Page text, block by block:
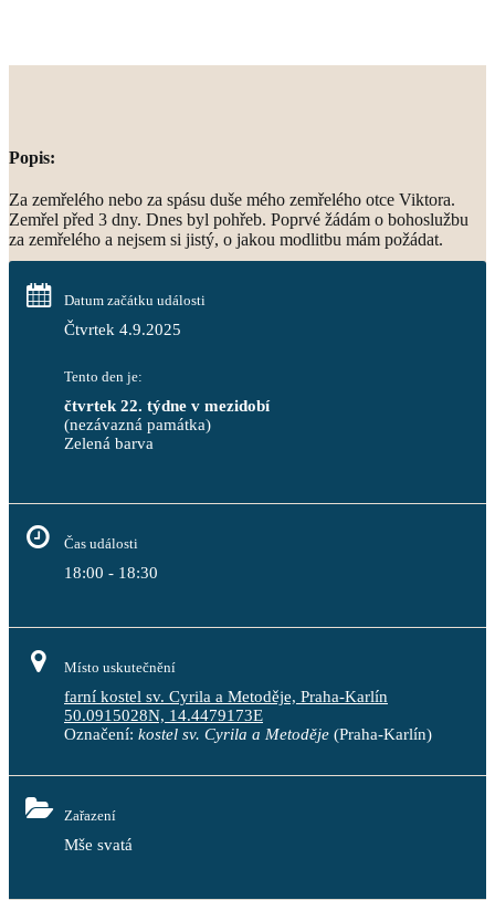
Popis:
Za zemřelého nebo za spásu duše mého zemřelého otce Viktora.
Zemřel před 3 dny. Dnes byl pohřeb. Poprvé žádám o bohoslužbu
za zemřelého a nejsem si jistý, o jakou modlitbu mám požádat.
Datum začátku události
Čtvrtek 4.9.2025
Tento den je:
čtvrtek 22. týdne v mezidobí
(nezávazná památka)
Zelená barva
Čas události
18:00 - 18:30
Místo uskutečnění
farní kostel sv. Cyrila a Metoděje, Praha-Karlín
50.0915028N, 14.4479173E
Označení: kostel sv. Cyrila a Metoděje (Praha-Karlín)
Zařazení
Mše svatá